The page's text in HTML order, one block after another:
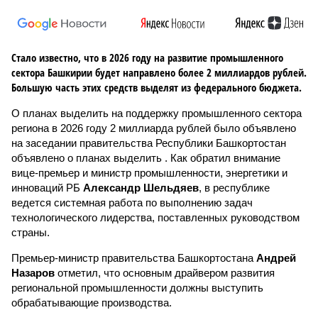
Стало известно, что в 2026 году на развитие промышленного
сектора Башкирии будет направлено более 2 миллиардов рублей.
Большую часть этих средств выделят из федерального бюджета.
О планах выделить на поддержку промышленного сектора
региона в 2026 году 2 миллиарда рублей было объявлено
на заседании правительства Республики Башкортостан
объявлено о планах выделить . Как обратил внимание
вице-премьер и министр промышленности, энергетики и
инноваций РБ Александр Шельдяев, в республике
ведется системная работа по выполнению задач
технологического лидерства, поставленных руководством
страны.
Премьер-министр правительства Башкортостана Андрей
Назаров отметил, что основным драйвером развития
региональной промышленности должны выступить
обрабатывающие производства.